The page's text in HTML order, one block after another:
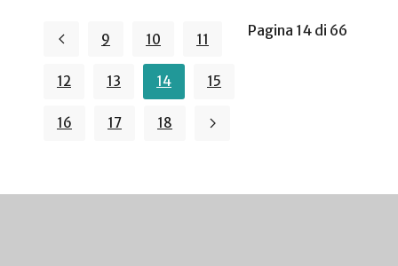
Pagina 14 di 66
9 10 11
12 13 14 15
16 17 18